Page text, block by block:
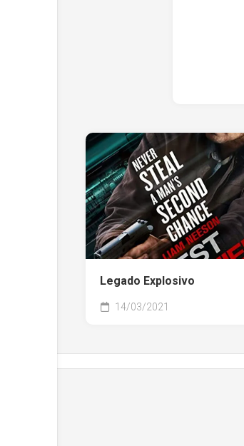
Legado Explosivo
14/03/2021